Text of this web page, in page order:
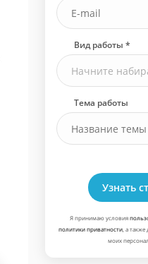
Вид работы *
Начните
Тема работы
Узнать
Я принимаю условия
политики приватности, а также
моих